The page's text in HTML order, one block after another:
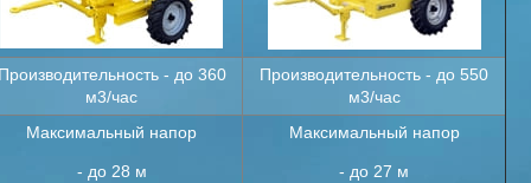
Производительность - до 360
м3/час
Производительность - до 550
м3/час
Максимальный напор
- до 28 м
Максимальный напор
- до 27 м